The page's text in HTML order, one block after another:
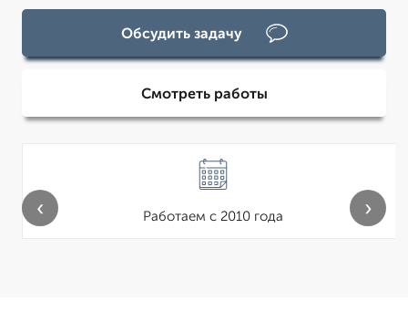
Обсудить задачу
Смотреть работы
Работаем с 2010 года
‹ ›